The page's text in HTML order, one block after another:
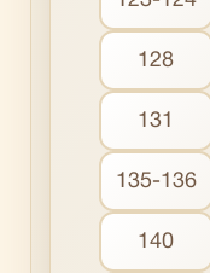
128
131
135-136
140